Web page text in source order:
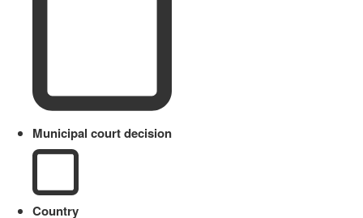
Municipal court decision
Country